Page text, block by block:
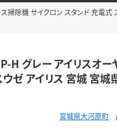
除機 サイクロン スタンド 充電式
H グレー アイリスオ
ウゼ アイリス 宮城 宮
宮城県大河原町